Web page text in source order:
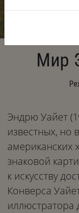
Мир
Эндрю Уайет
известных, но
американских
знаковой
к искусству
Конверса
иллюстратора